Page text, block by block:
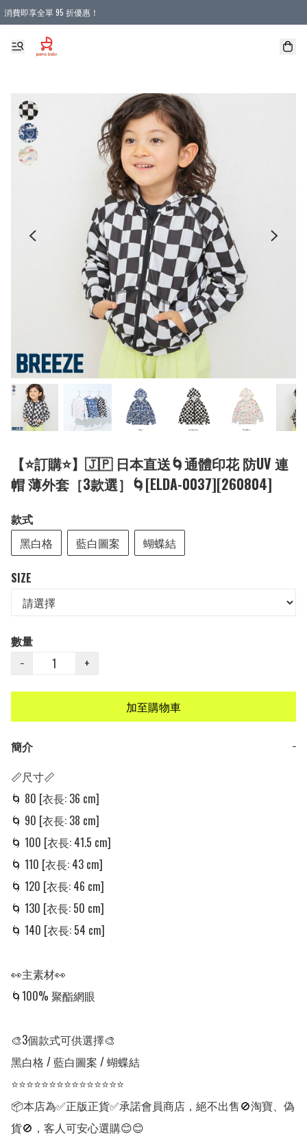
消費即享全單 95 折優惠！
購物滿 HKD 900.00即享免運費優惠！（適用於 本地送貨、本地取貨 )
【⭐訂購⭐】🇯🇵 日本直送🌀通體印花 防UV 連
帽 薄外套［3款選］🌀[ELDA-0037][260804]
款式
黑白格
藍白圖案 蝴蝶結
SIZE
數量
−
+
加至購物車
簡介
−
📏尺寸📏
🌀 80 [衣長: 36 cm]
🌀 90 [衣長: 38 cm]
🌀 100 [衣長: 41.5 cm]
🌀 110 [衣長: 43 cm]
🌀 120 [衣長: 46 cm]
🌀 130 [衣長: 50 cm]
🌀 140 [衣長: 54 cm]
👀主素材👀
🌀100% 聚酯網眼
🎨3個款式可供選擇🎨
黑白格 / 藍白圖案 / 蝴蝶結
⭐⭐⭐⭐⭐⭐⭐⭐⭐⭐⭐⭐⭐⭐⭐
📦本店為✅正版正貨✅承諾會員商店，絕不出售🚫淘寶、偽
貨🚫，客人可安心選購😊😊